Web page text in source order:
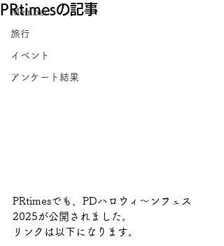
Member
旅行
イベント
アンケート結果
PRtimesの記事
PRtimesでも、PDハロウィ～ンフェス
2025が公開されました。
リンクは以下になります。